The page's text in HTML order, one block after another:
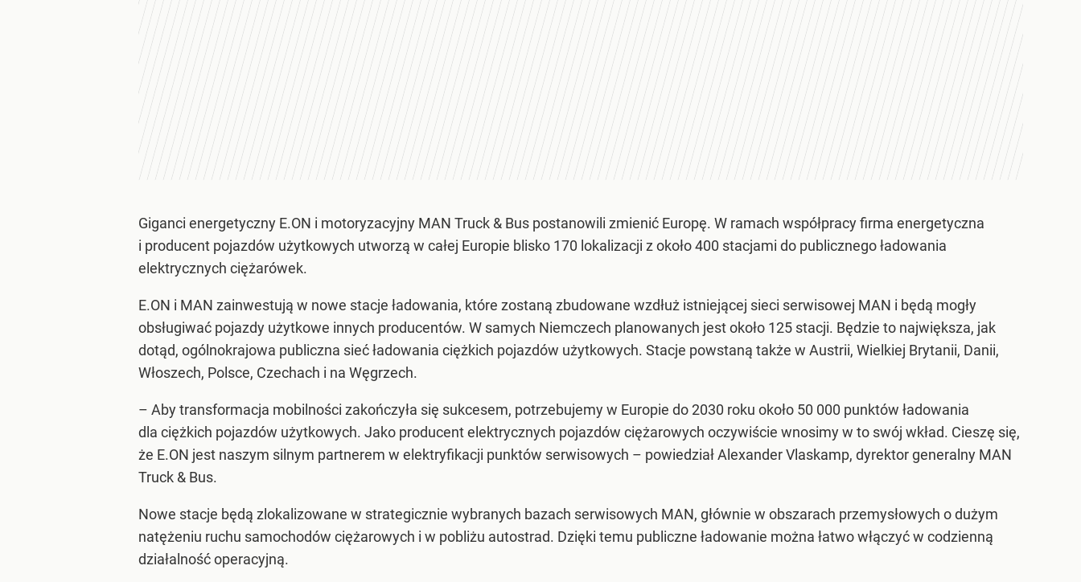
Giganci energetyczny E.ON i motoryzacyjny MAN Truck & Bus postanowili zmienić Europę. W ramach współpracy firma energetyczna
i producent pojazdów użytkowych utworzą w całej Europie blisko 170 lokalizacji z około 400 stacjami do publicznego ładowania
elektrycznych ciężarówek.
E.ON i MAN zainwestują w nowe stacje ładowania, które zostaną zbudowane wzdłuż istniejącej sieci serwisowej MAN i będą mogły
obsługiwać pojazdy użytkowe innych producentów. W samych Niemczech planowanych jest około 125 stacji. Będzie to największa, jak
dotąd, ogólnokrajowa publiczna sieć ładowania ciężkich pojazdów użytkowych. Stacje powstaną także w Austrii, Wielkiej Brytanii, Danii,
Włoszech, Polsce, Czechach i na Węgrzech.
– Aby transformacja mobilności zakończyła się sukcesem, potrzebujemy w Europie do 2030 roku około 50 000 punktów ładowania
dla ciężkich pojazdów użytkowych. Jako producent elektrycznych pojazdów ciężarowych oczywiście wnosimy w to swój wkład. Cieszę się,
że E.ON jest naszym silnym partnerem w elektryfikacji punktów serwisowych – powiedział Alexander Vlaskamp, dyrektor generalny MAN
Truck & Bus.
Nowe stacje będą zlokalizowane w strategicznie wybranych bazach serwisowych MAN, głównie w obszarach przemysłowych o dużym
natężeniu ruchu samochodów ciężarowych i w pobliżu autostrad. Dzięki temu publiczne ładowanie można łatwo włączyć w codzienną
działalność operacyjną.